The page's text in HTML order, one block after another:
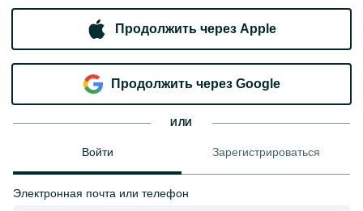
Продолжить через Apple
Продолжить через Google
ИЛИ
Войти Зарегистрироваться
Электронная почта или телефон